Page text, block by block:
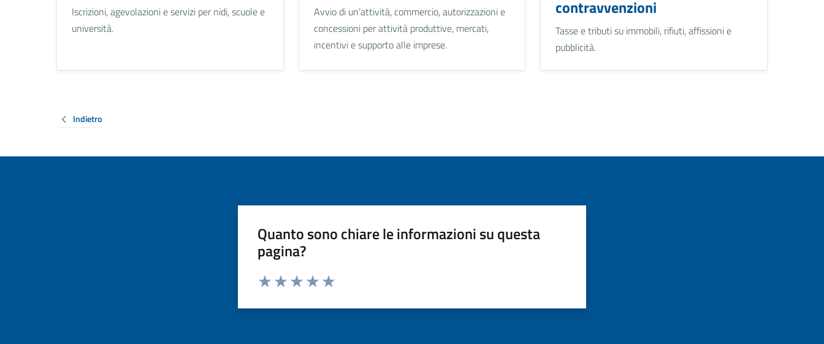
Iscrizioni, agevolazioni e servizi per nidi, scuole e
università.
Avvio di un’attività, commercio, autorizzazioni e
concessioni per attività produttive, mercati,
incentivi e supporto alle imprese.
contravvenzioni
Tasse e tributi su immobili, rifiuti, affissioni e
pubblicità.
Indietro
Quanto sono chiare le informazioni su questa
pagina?
Valuta da 1 a 5 stelle la pagina